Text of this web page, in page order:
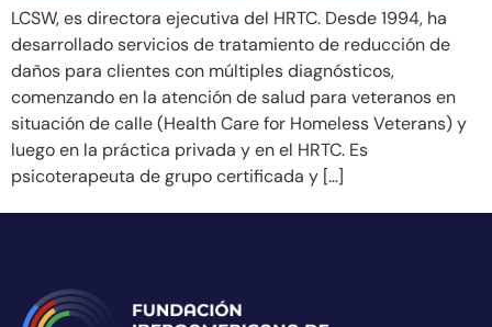
LCSW, es directora ejecutiva del HRTC. Desde 1994, ha
desarrollado servicios de tratamiento de reducción de
daños para clientes con múltiples diagnósticos,
comenzando en la atención de salud para veteranos en
situación de calle (Health Care for Homeless Veterans) y
luego en la práctica privada y en el HRTC. Es
psicoterapeuta de grupo certificada y […]